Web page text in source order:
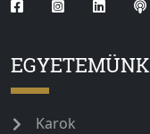
EGYETEMÜNK
Karok